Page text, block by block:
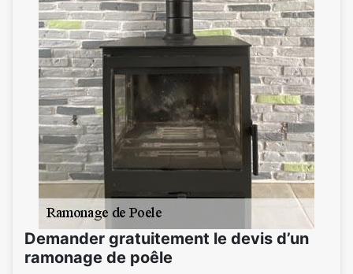
Demander gratuitement le devis d’un
ramonage de poêle